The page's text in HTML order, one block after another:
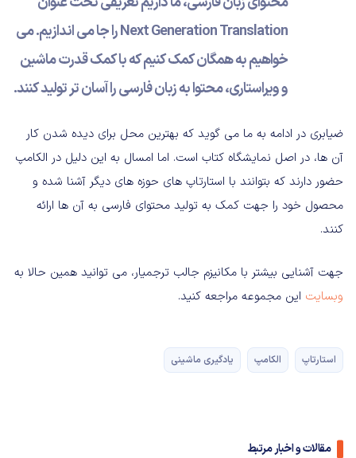
Next Generation Translation را جا می اندازیم. می
خواهیم به همگان کمک کنیم که با کمک قدرت ماشین
و ویراستاری، محتوا به زبان فارسی را آسان تر تولید کنند.
ضیابری در ادامه به ما می گوید که بهترین محل برای دیده شدن کار
آن ها، در اصل نمایشگاه کتاب است. اما امسال به این دلیل در الکامپ
حضور دارند که بتوانند با استارتاپ های حوزه های دیگر آشنا شده و
محصول خود را جهت کمک به تولید محتوای فارسی به آن ها ارائه
کنند.
جهت آشنایی بیشتر با مکانیزم جالب ترجمیار، می توانید همین حالا به
وبسایت این مجموعه مراجعه کنید.
استارتاپ الکامپ یادگیری ماشینی
مقالات و اخبار مرتبط